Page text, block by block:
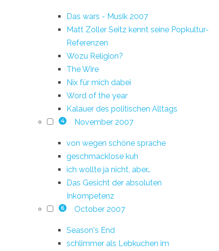
Das wars - Musik 2007
Matt Zoller Seitz kennt seine Popkultur-
Referenzen
Wozu Religion?
The Wire
Nix für mich dabei
Word of the year
Kalauer des politischen Alltags
4 November 2007
von wegen schöne sprache
geschmacklose kuh
ich wollte ja nicht, aber…
Das Gesicht der absoluten
Inkompetenz
6 October 2007
Season's End
schlimmer als Lebkuchen im